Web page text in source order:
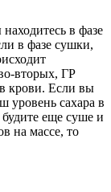
в фазе
в фазе сушки,
вторых, ГР
крови. Если вы
уровень сахара в
еще суше и
на массе, то